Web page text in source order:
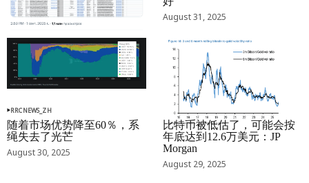
September 01, 2025
August 31, 2025
RRCNEWS_ZH
随着市场优势降至60％，系
绳失去了光芒
August 30, 2025
RRCNEWS_ZH
比特币被低估了，可能会按
年底达到12.6万美元：JP
Morgan
August 29, 2025